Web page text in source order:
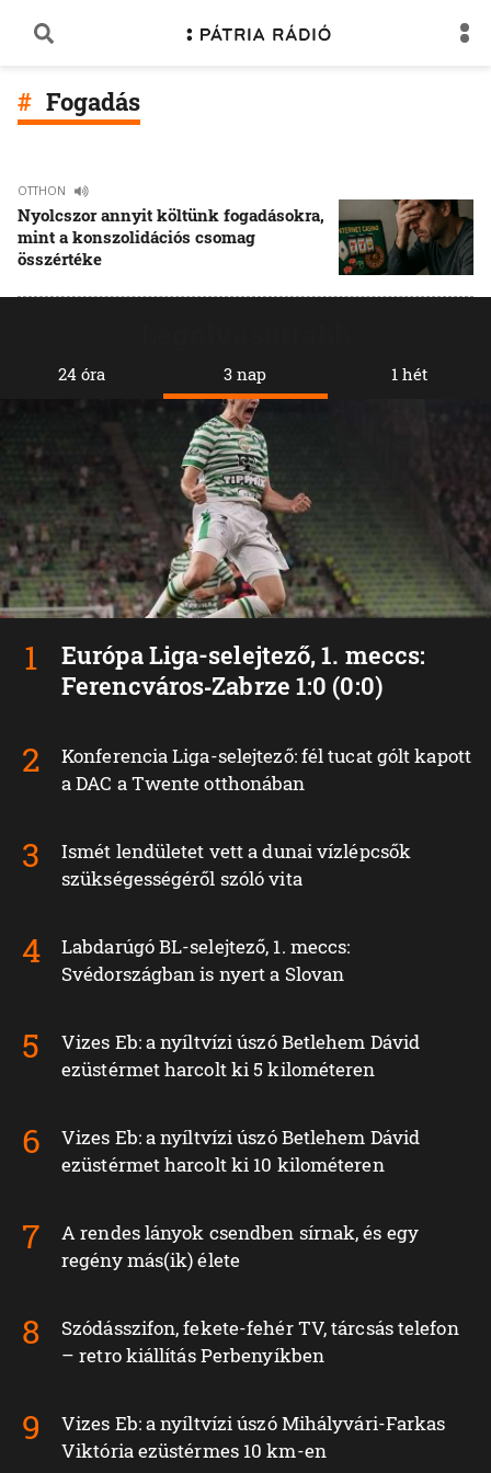
Fogadás
OTTHON
Nyolcszor annyit költünk fogadásokra,
mint a konszolidációs csomag
összértéke
24 óra 3 nap
Európa Liga-selejtező, 1. meccs:
Ferencváros‑Zabrze 1:0 (0:0)
Konferencia Liga-selejtező: fél tucat gólt kapott
a DAC a Twente otthonában
Ismét lendületet vett a dunai vízlépcsők
szükségességéről szóló vita
Labdarúgó BL-selejtező, 1. meccs:
Svédországban is nyert a Slovan
Vizes Eb: a nyíltvízi úszó Betlehem Dávid
ezüstérmet harcolt ki 5 kilométeren
Vizes Eb: a nyíltvízi úszó Betlehem Dávid
ezüstérmet harcolt ki 10 kilométeren
A rendes lányok csendben sírnak, és egy
regény más(ik) élete
Szódásszifon, fekete-fehér TV, tárcsás telefon
– retro kiállítás Perbenyíkben
Vizes Eb: a nyíltvízi úszó Mihályvári-Farkas
Viktória ezüstérmes 10 km-en
1 hét